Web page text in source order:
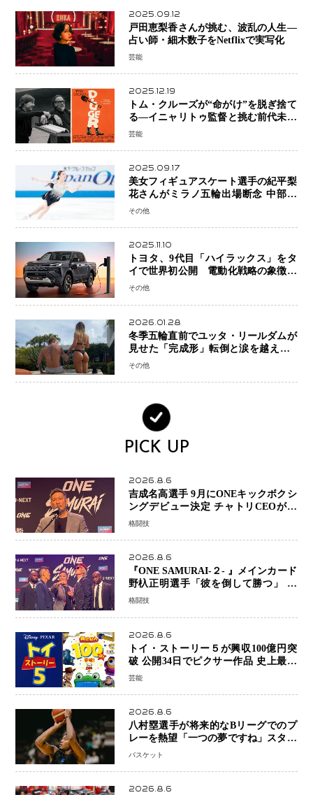
2025.09.12
戸田恵梨香さんが挑む、波乱の人生―
占い師・細木数子をNetflixで実写化
芸能
2025.12.19
トム・クルーズが“命がけ”を脱ぎ捨て
る―イニャリトゥ監督と挑む前代未聞
の大惨事コメディ「DIGGER ディガ
芸能
2025.09.17
美女フィギュアスケート選手の紀平梨
花さんがミラノ五輪出場断念 中部選
手権欠場を発表「安全最優先の判断」
その他
2025.11.10
トヨタ、9代目「ハイラックス」をタ
イで世界初公開 電動化戦略の象徴と
なるBEVモデルを初設定
その他
2026.01.28
冬季五輪直前でユッタ・リールダムが
見せた「完成形」転倒と涙を越えて─
ミラノで金を狙うオランダ女王の現在
その他
PICK UP
2026.8.6
吉成名高選手 9月にONEキックボクシ
ングデビュー決定 チャトリCEOがサ
プライズ発表 2カ月連続参戦へ
格闘技
2026.8.6
『ONE SAMURAI-２- 』メインカード
野杁正明選手「彼を倒して勝つ」 リ
ウ・メンヤンとの因縁に決着へ 再起
初戦
格闘技
2026.8.6
トイ・ストーリー５が興収100億円突
破 公開34日でピクサー作品 史上最速
日本歴代シリーズ最高更新も目前
芸能
2026.8.6
八村塁選手が将来的なBリーグでのプ
レーを熱望「一つの夢ですね」スター
帰還がリーグ価値を押し上げる可能性
バスケット
2026.8.6